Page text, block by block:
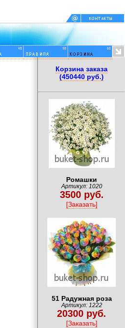
Корзина заказа
(450440 руб.)
Ромашки
Артикул: 1020
3500 руб.
[Заказать]
51 Радужная роза
Артикул: 1222
20300 руб.
[Заказать]